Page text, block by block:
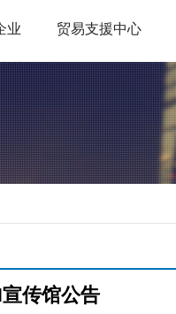
业 贸易支援中心
传馆公告